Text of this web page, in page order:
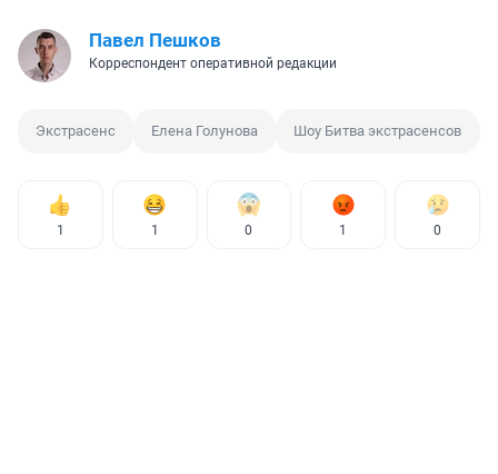
Павел Пешков
Корреспондент оперативной редакции
Экстрасенс Елена Голунова Шоу Битва экстрасенсов
1 1 0 1 0